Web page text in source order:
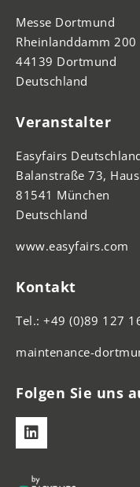
Messe Dortmund
Rheinlanddamm 200
44139 Dortmund
Deutschland
Veranstalter
Easyfairs
Balanstraße 73,
81541 München
Deutschland
www.easyfairs.com
Kontakt
Tel.: +49 (0)89 127
maintenance-
Folgen Sie uns